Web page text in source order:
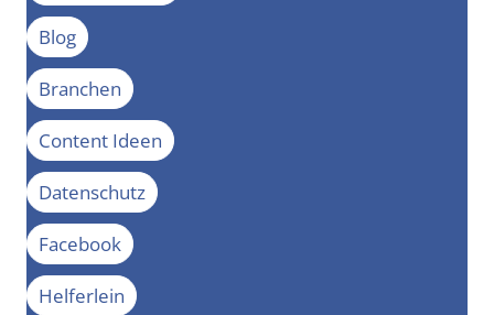
Blog
Branchen
Content Ideen
Datenschutz
Facebook
Helferlein